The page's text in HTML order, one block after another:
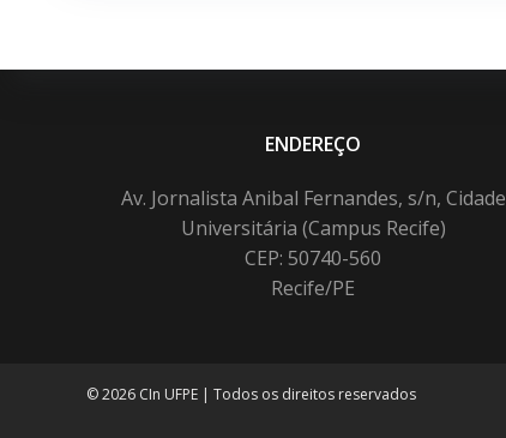
ENDEREÇO
Av. Jornalista Anibal Fernandes, s/n, Cidade
Universitária (Campus Recife)
CEP: 50740-560
Recife/PE
© 2026 CIn UFPE | Todos os direitos reservados